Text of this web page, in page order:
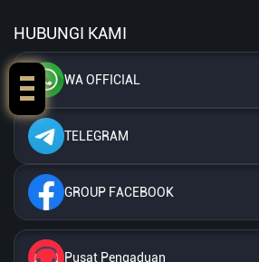
HUBUNGI KAMI
WA OFFICIAL
TELEGRAM
GROUP FACEBOOK
Pusat Pengaduan